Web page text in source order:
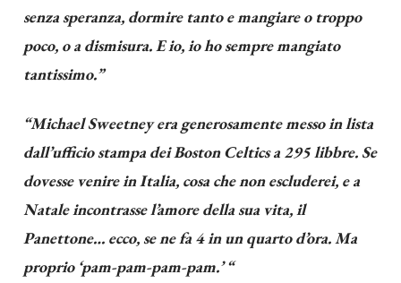
senza speranza, dormire tanto e mangiare o troppo
poco, o a dismisura. E io, io ho sempre mangiato
tantissimo.”
“Michael Sweetney era generosamente messo in lista
dall’ufficio stampa dei Boston Celtics a 295 libbre. Se
dovesse venire in Italia, cosa che non escluderei, e a
Natale incontrasse l’amore della sua vita, il
Panettone… ecco, se ne fa 4 in un quarto d’ora. Ma
proprio ‘pam-pam-pam-pam.’ “